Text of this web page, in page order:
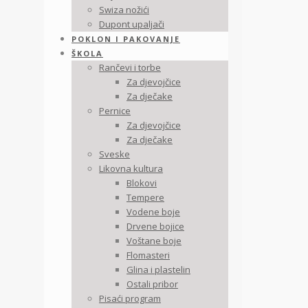
Swiza nožići
Dupont upaljači
POKLON I PAKOVANJE
ŠKOLA
Rančevi i torbe
Za djevojčice
Za dječake
Pernice
Za djevojčice
Za dječake
Sveske
Likovna kultura
Blokovi
Tempere
Vodene boje
Drvene bojice
Voštane boje
Flomasteri
Glina i plastelin
Ostali pribor
Pisaći program